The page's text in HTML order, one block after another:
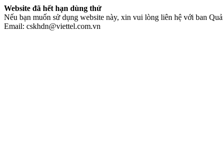
Website đã hết hạn dùng thử
Nếu bạn muốn sử dụng website này, xin vui lòng liên hệ với ban
Email: cskhdn@viettel.com.vn